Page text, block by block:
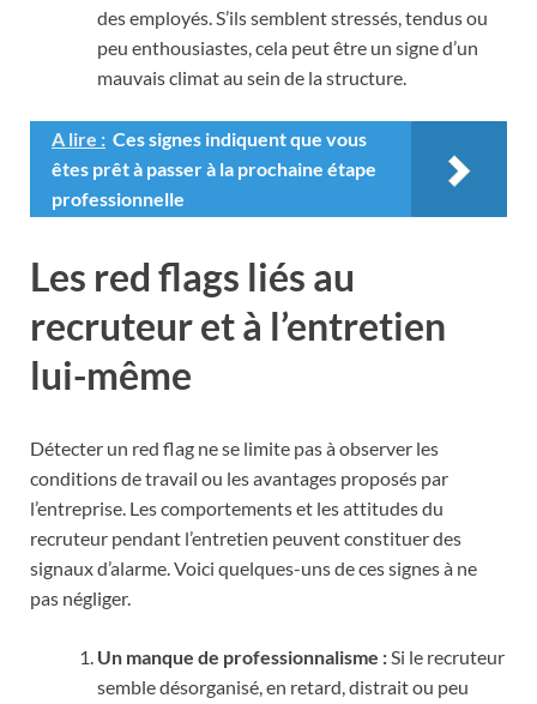
des employés. S’ils semblent stressés, tendus ou
peu enthousiastes, cela peut être un signe d’un
mauvais climat au sein de la structure.
A lire : Ces signes indiquent que vous
êtes prêt à passer à la prochaine étape
professionnelle
Les red flags liés au
recruteur et à l’entretien
lui-même
Détecter un red flag ne se limite pas à observer les
conditions de travail ou les avantages proposés par
l’entreprise. Les comportements et les attitudes du
recruteur pendant l’entretien peuvent constituer des
signaux d’alarme. Voici quelques-uns de ces signes à ne
pas négliger.
Un manque de professionnalisme :Si le recruteur
semble désorganisé, en retard, distrait ou peu